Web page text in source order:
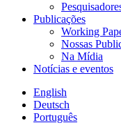
Publicações
Working
Nossas
Na Mídia
Notícias e eventos
English
Deutsch
Português